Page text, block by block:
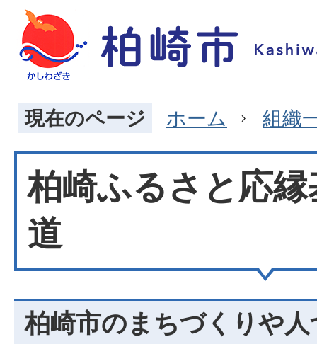
現在のページ ホーム 組織
柏崎ふるさと応
道
柏崎市のまちづくりや